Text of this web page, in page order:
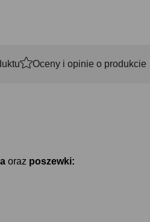
Oceny i opinie o produkcie
oraz poszewki: